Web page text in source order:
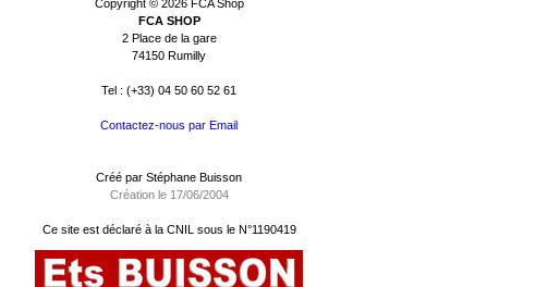
Copyright © 2026 FCA Shop
FCA SHOP
2 Place de la gare
74150 Rumilly
Tel : (+33) 04 50 60 52 61
Contactez-nous par Email
Créé par Stéphane Buisson
Création le 17/06/2004
Ce site est déclaré à la CNIL sous le N°1190419